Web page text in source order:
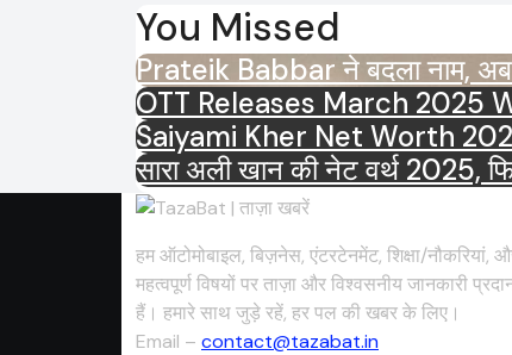
You Missed
Prateik Babbar ने बदला नाम,
Saiyami Kher Net Worth 2026:
सारा अली खान की नेट वर्थ 2025,
हम ऑटोमोबाइल, बिज़नेस, एंटरटेनमेंट, शिक्षा/नौकरियां,
महत्वपूर्ण विषयों पर ताज़ा और विश्वसनीय जानकारी
हैं। हमारे साथ जुड़े रहें, हर पल की खबर के लिए।
Email – contact@tazabat.in